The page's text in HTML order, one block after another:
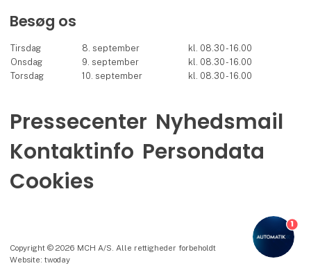
Besøg os
Tirsdag 8. september
kl. 08.30 - 16.00
Onsdag
9. september
kl. 08.30 - 16.00
Torsdag
10. september kl. 08.30 - 16.00
Pressecenter Nyhedsmail
Kontaktinfo Persondata
Cookies
Copyright © 2026 MCH A/S. Alle rettigheder forbeholdt
Website: twoday
1